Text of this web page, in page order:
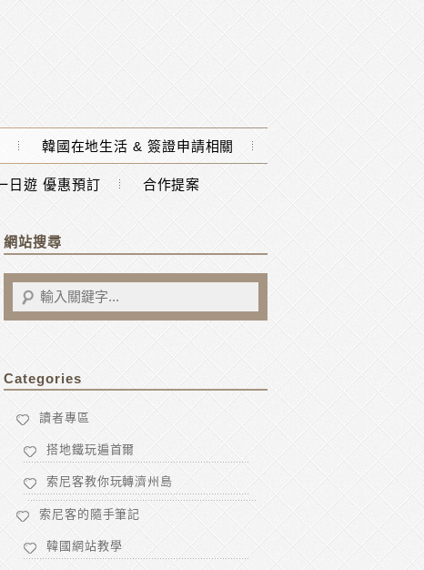
韓國在地生活 & 簽證申請相關
日遊 優惠預訂 合作提案
網站搜尋
Categories
讀者專區
搭地鐵玩遍首爾
索尼客教你玩轉濟州島
索尼客的隨手筆記
韓國網站教學